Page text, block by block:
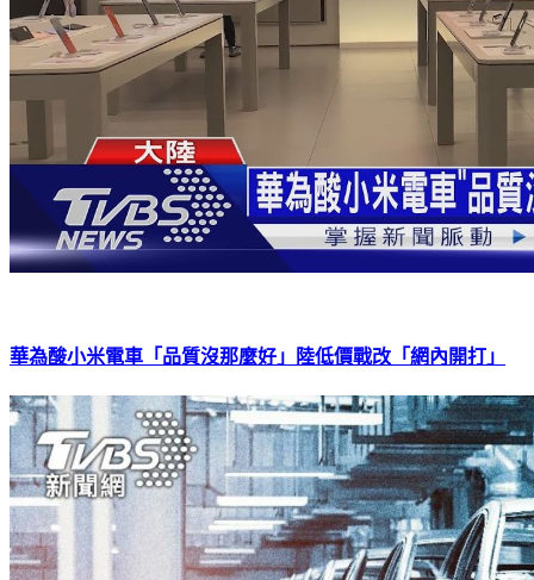
華為酸小米電車「品質沒那麼好」陸低價戰改「網內開打」